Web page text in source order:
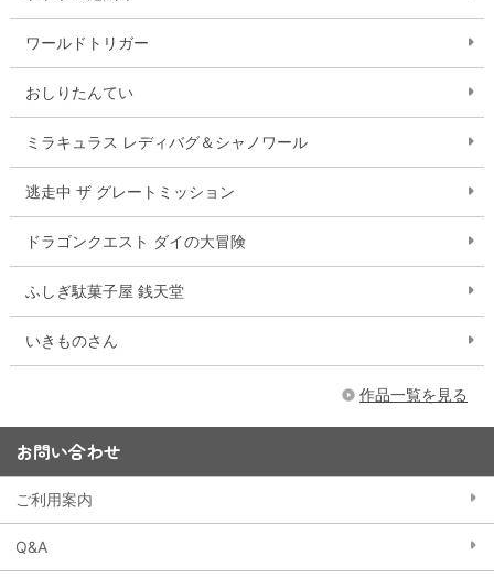
ワールドトリガー
おしりたんてい
ミラキュラス レディバグ＆シャノワール
逃走中 ザ グレートミッション
ドラゴンクエスト ダイの大冒険
ふしぎ駄菓子屋 銭天堂
いきものさん
作品一覧を見る
お問い合わせ
ご利用案内
Q&A